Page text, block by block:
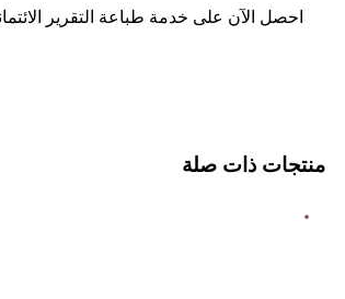
احصل الآن على خدمة طباعة التقرير
منتجات ذات صلة